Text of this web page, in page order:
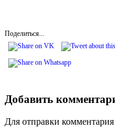
Поделиться...
Добавить
Для отправки